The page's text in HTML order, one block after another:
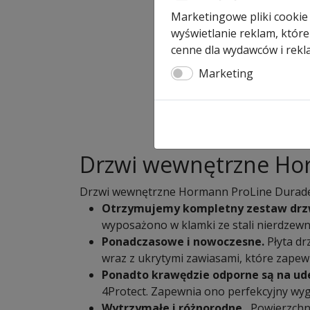
Drzwi wewnętrzne
Drzwi wewnętrzne Hormann ProLine
Otrzymujemy kompletny zestaw
wyposażono w klamki ze stali
Ponadczasowe i nowoczesne. Płyta
wraz z ukrytymi zawiasami, które
Ponadto krawędzie odporne są na
4Protect. Zapewnia ono perfekcyjny
Marketingowe pliki
wyświetlanie reklam,
cenne dla wydawców i
Marketing